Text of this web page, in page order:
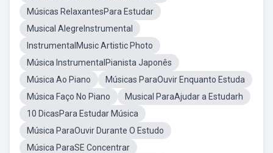
Músicas RelaxantesPara Estudar
Musical AlegreInstrumental
InstrumentalMusic Artistic Photo
Música InstrumentalPianista Japonês
Música Ao Piano
Músicas ParaOuvir Enquanto Estuda
Música Faço No Piano
Musical ParaAjudar a Estudarh
10 DicasPara Estudar Música
Música ParaOuvir Durante O Estudo
Música ParaSE Concentrar